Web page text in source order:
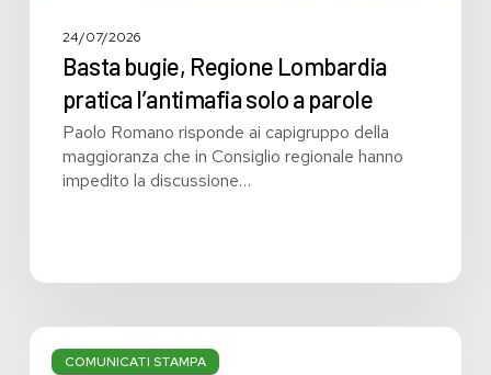
24/07/2026
Basta bugie, Regione Lombardia
pratica l’antimafia solo a parole
Paolo Romano risponde ai capigruppo della
maggioranza che in Consiglio regionale hanno
impedito la discussione…
COMUNICATI STAMPA
Bilancio:
troppi